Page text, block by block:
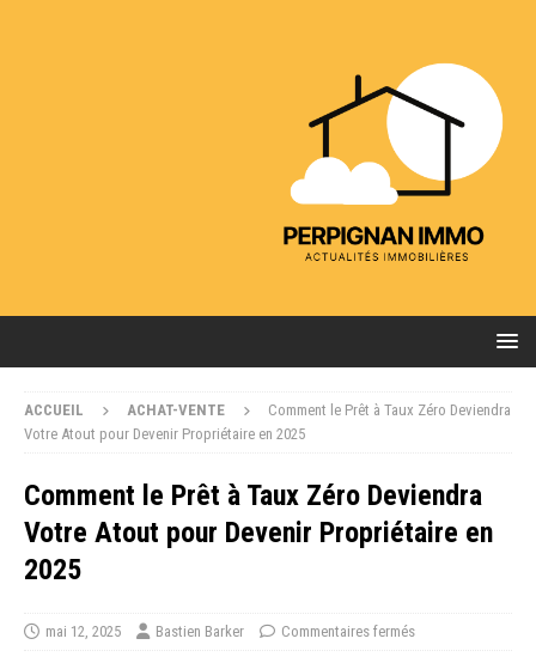
ACCUEIL ACHAT-VENTE
Comment le Prêt à Taux Zéro Deviendra
Votre Atout pour Devenir Propriétaire en 2025
Comment le Prêt à Taux Zéro Deviendra
Votre Atout pour Devenir Propriétaire en
2025
mai 12, 2025 Bastien Barker Commentaires fermés